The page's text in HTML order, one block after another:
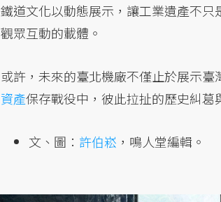
鐵道文化以動態展示，讓工業遺產不
觀眾互動的載體。
或許，未來的臺北機廠不僅止於展示
資產保存戰役中，彼此拉扯的歷史糾葛
文、圖： 許伯崧 ，鳴人堂編輯。